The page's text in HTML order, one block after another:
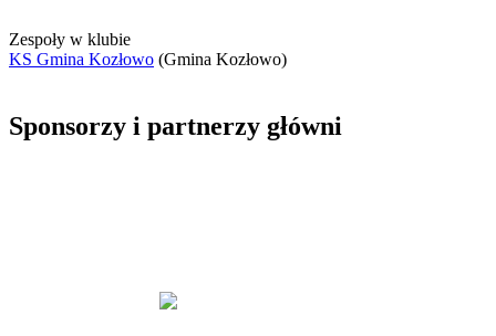
Zespoły w klubie
KS Gmina Kozłowo (Gmina Kozłowo)
Sponsorzy i partnerzy główni